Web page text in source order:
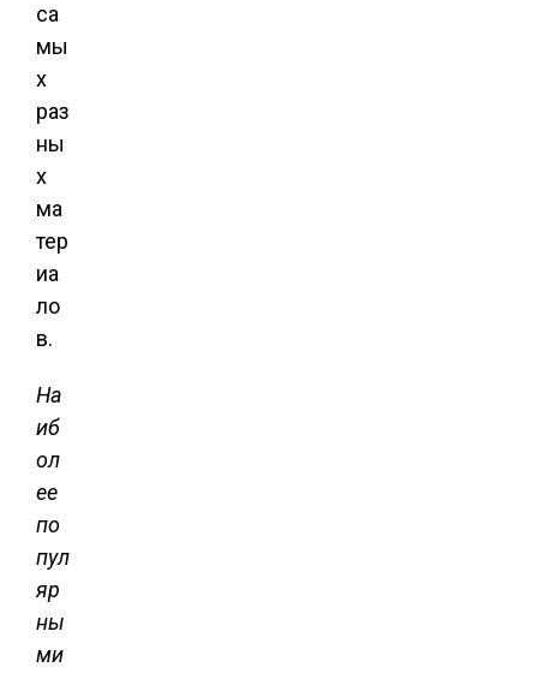
са
мы
х
раз
ны
х
ма
тер
иа
ло
в.
На
иб
ол
ее
по
пул
яр
ны
ми